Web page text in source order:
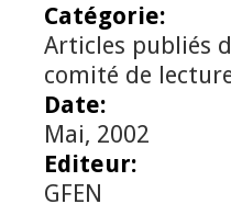
Catégorie:
Articles publiés
comité de
Date:
Mai, 2002
Editeur:
GFEN